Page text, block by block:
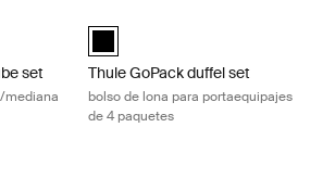
set Blanco (selected)
cube set Gris estanque
cube set Verde suave
cube set Beige suave
set
mediana
Thule GoPack duffel set Negro
Thule GoPack duffel set
bolso de lona para portaequipajes
de 4 paquetes